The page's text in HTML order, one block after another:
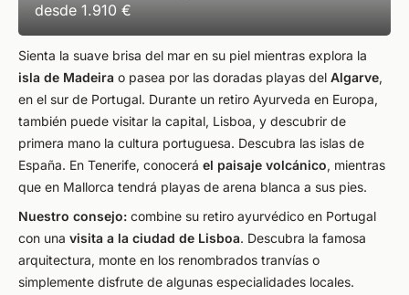
desde 1.910 €
Sienta la suave brisa del mar en su piel mientras explora la
isla de Madeira o pasea por las doradas playas del Algarve,
en el sur de Portugal. Durante un retiro Ayurveda en Europa,
también puede visitar la capital, Lisboa, y descubrir de
primera mano la cultura portuguesa. Descubra las islas de
España. En Tenerife, conocerá el paisaje volcánico, mientras
que en Mallorca tendrá playas de arena blanca a sus pies.
Nuestro consejo: combine su retiro ayurvédico en Portugal
con una visita a la ciudad de Lisboa. Descubra la famosa
arquitectura, monte en los renombrados tranvías o
simplemente disfrute de algunas especialidades locales.